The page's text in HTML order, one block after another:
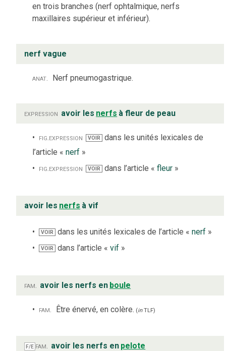
en trois branches (nerf ophtalmique, nerfs
maxillaires supérieur et inférieur).
nerf vague
anat. Nerf pneumogastrique.
expression avoir les nerfs à fleur de peau
fig.expression VOIR dans les unités lexicales de
l’article « nerf »
fig.expression VOIR dans l’article « fleur»
avoir les nerfs à vif
VOIR dans les unités lexicales de l’article «nerf »
VOIR dans l’article «vif »
fam. avoir les nerfs en boule
fam. Être énervé, en colère. (inTLF)
F/E fam. avoir les nerfs en pelote